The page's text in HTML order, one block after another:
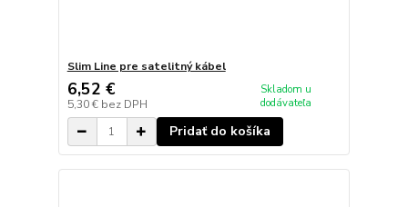
Slim Line pre satelitný kábel
6,52 €
5,30 € bez DPH
Skladom u
dodávateľa
Pridať do košíka